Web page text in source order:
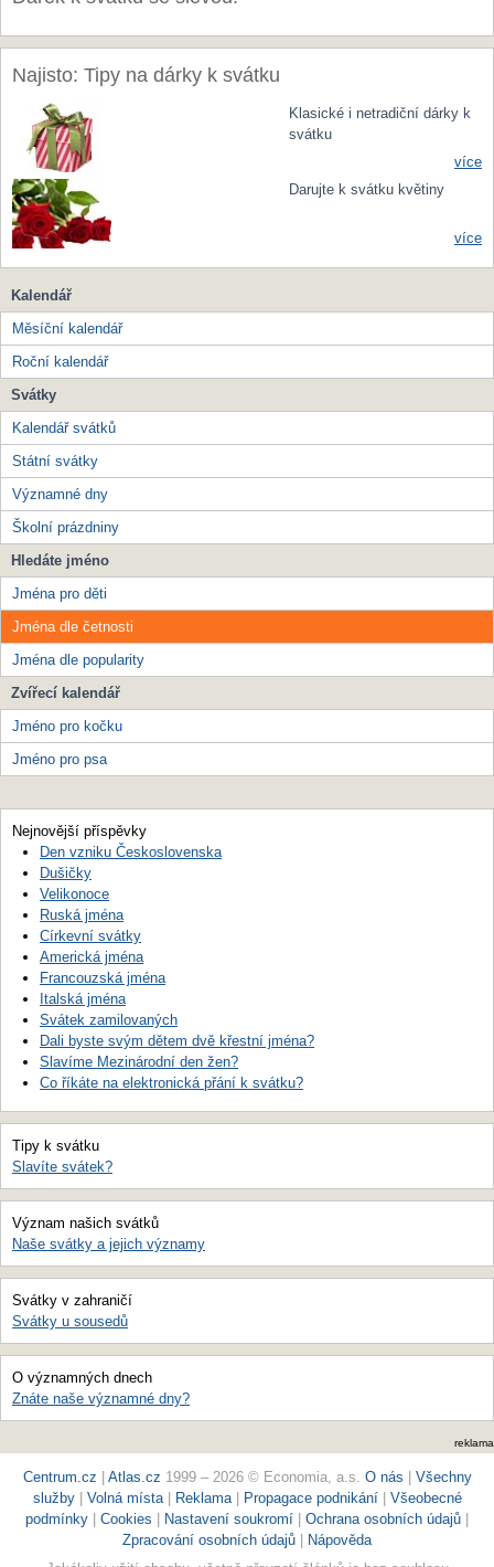
Najisto: Tipy na dárky k svátku
Klasické i netradiční dárky k
svátku
více
Darujte k svátku květiny
více
Kalendář
Měsíční kalendář
Roční kalendář
Svátky
Kalendář svátků
Státní svátky
Významné dny
Školní prázdniny
Hledáte jméno
Jména pro děti
Jména dle četnosti
Jména dle popularity
Zvířecí kalendář
Jméno pro kočku
Jméno pro psa
Nejnovější příspěvky
Den vzniku Československa
Dušičky
Velikonoce
Ruská jména
Církevní svátky
Americká jména
Francouzská jména
Italská jména
Svátek zamilovaných
Dali byste svým dětem dvě křestní jména?
Slavíme Mezinárodní den žen?
Co říkáte na elektronická přání k svátku?
Tipy k svátku
Slavíte svátek?
Význam našich svátků
Naše svátky a jejich významy
Svátky v zahraničí
Svátky u sousedů
O významných dnech
Znáte naše významné dny?
reklama
Centrum.cz Atlas.cz 1999 – 2026 © Economia, a.s. O nás
Všechny
služby
Volná místa| Reklama Propagace podnikání| Všeobecné
podmínky
Cookies Nastavení soukromí Ochrana osobních údajů
Zpracování osobních údajů
Nápověda